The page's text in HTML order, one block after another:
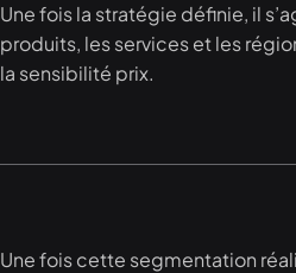
Une fois la stratégie définie, il
produits, les services et les
la sensibilité prix.
Une fois cette segmentation